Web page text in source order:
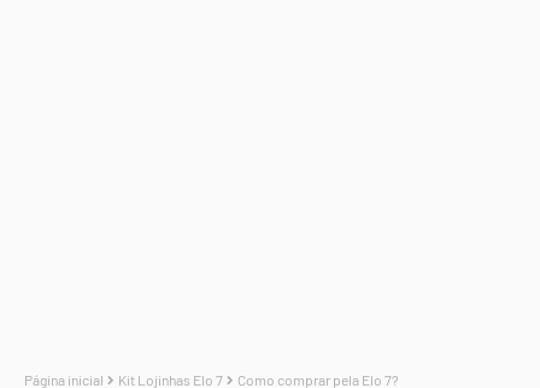
Página inicial Kit Lojinhas Elo 7 Como comprar pela Elo 7?